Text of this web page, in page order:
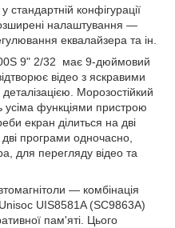
конфігурації
налаштування —
еквалайзера та ін.
9" 2/32 має 9-дюймовий
відео з яскравими
Морозостійкий
усіма функціями пристрою
екран ділиться на дві
програми одночасно,
для перегляду відео та
— комбінація
UIS8581A (SC9863A)
пам'яті. Цього